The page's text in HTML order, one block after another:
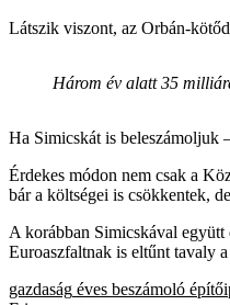
Látszik viszont, az Orbán-
Három év alatt 35
Ha Simicskát is beleszámoljuk
Érdekes módon nem csak a
bár a költségei is csökkentek,
A korábban Simicskával
Euroaszfaltnak is eltűnt tavaly
gazdaság éves beszámoló